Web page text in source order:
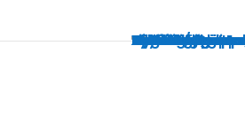
Aktuellt
Lista dig hos
Mottagningar
Allmänläkare
Dietist
Fysioterapeut
Gynekolog
Psykolog
Kurator
Avgifter
Personal
Om oss
Kontakt &
Avvikande
Arbeta hos oss
Läkarintyg
Läkarintyg
Studier/
Nyheter
Bellevue Online